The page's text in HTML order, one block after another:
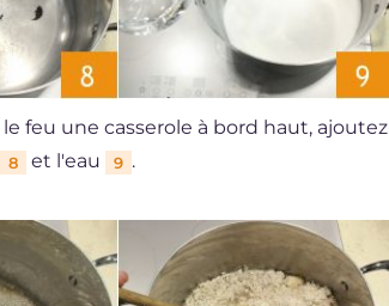
le feu une casserole à bord haut, ajoutez
8 et l'eau 9 .